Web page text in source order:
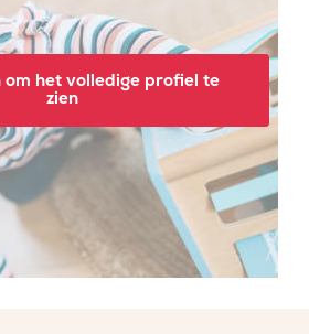
om het volledige profiel te
zien